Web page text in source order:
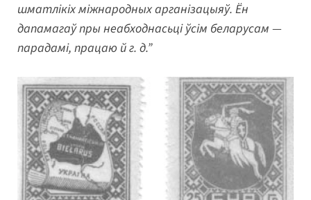
шматлікіх міжнародных арганізацыяў. Ён
дапамагаў пры неабходнасьці ўсім беларусам —
парадамі, працаю й г. д.”